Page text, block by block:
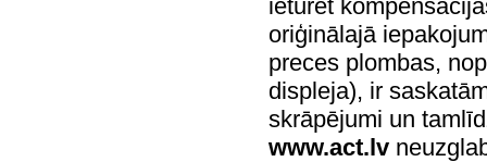
ieturēt
oriģinālajā
preces plombas,
displeja), ir
skrāpējumi un
www.act.lv